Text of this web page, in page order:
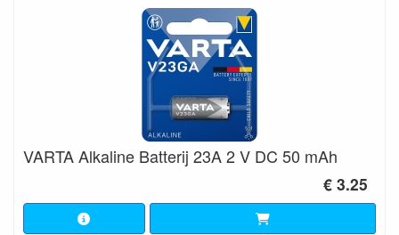
VARTA Alkaline Batterij 23A 2 V DC 50 mAh
€ 3.25